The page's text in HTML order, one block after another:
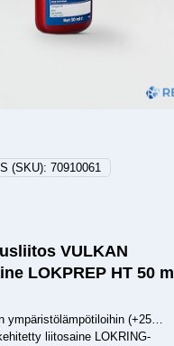
(SKU): 70910061
VULKAN
LOKPREP HT 50 ml
ympäristölämpötiloihin (+25…
liitosaine LOKRING-